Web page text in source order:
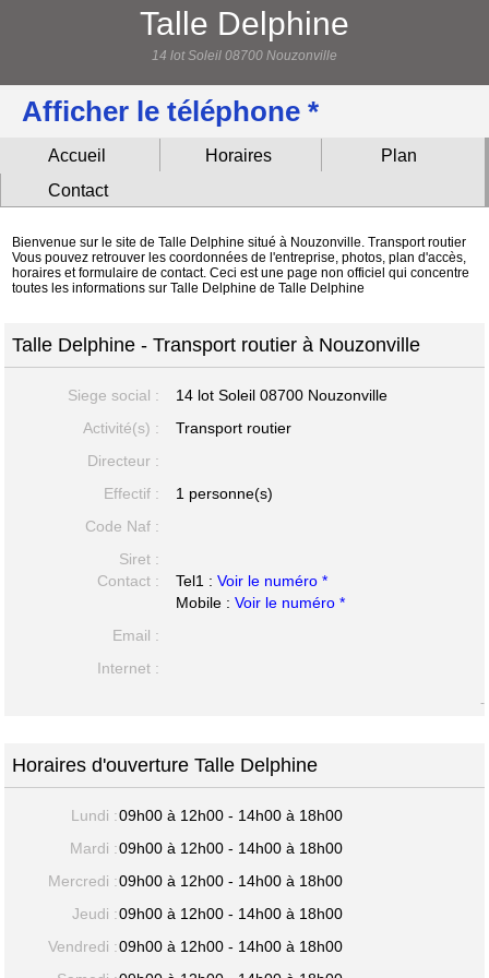
Talle Delphine
14 lot Soleil 08700 Nouzonville
Afficher le téléphone *
Accueil Horaires
Plan
Contact
Bienvenue sur le site de Talle Delphine situé à Nouzonville. Transport routier
Vous pouvez retrouver les coordonnées de l'entreprise, photos, plan d'accès,
horaires et formulaire de contact. Ceci est une page non officiel qui concentre
toutes les informations sur Talle Delphine de Talle Delphine
Talle Delphine - Transport routier à Nouzonville
Siege social : 14 lot Soleil08700 Nouzonville
Activité(s) :
Transport routier
Directeur :
Effectif :
1 personne(s)
Code Naf :
Siret :
Contact :
Tel1 :Voir le numéro *
Mobile :Voir le numéro *
Email :
Internet :
-
Horaires d'ouverture Talle Delphine
Lundi :09h00 à 12h00 - 14h00 à 18h00
Mardi :09h00 à 12h00 - 14h00 à 18h00
Mercredi :09h00 à 12h00 - 14h00 à 18h00
Jeudi :09h00 à 12h00 - 14h00 à 18h00
Vendredi :09h00 à 12h00 - 14h00 à 18h00